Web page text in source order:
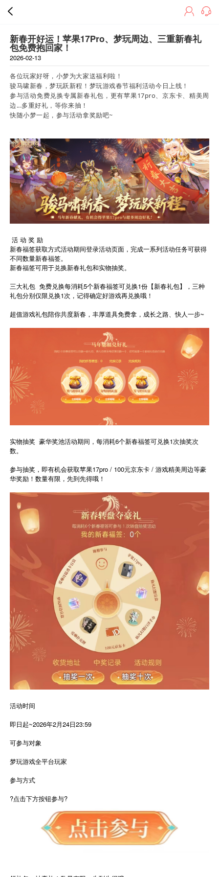
新春开好运！苹果17Pro、梦玩周边、三重新春礼
包免费抱回家！
2026-02-13
各位玩家好呀，小梦为大家送福利啦！
骏马啸新春，梦玩跃新程！梦玩游戏春节福利活动今日上线！
参与活动免费兑换专属新春礼包，更有苹果17pro、京东卡、精美周
边...多重好礼，等你来抽！
快随小梦一起，参与活动拿奖励吧~
活 动 奖 励
新春福签获取方式活动期间登录活动页面，完成一系列活动任务可获得
不同数量新春福签。
新春福签可用于兑换新春礼包和实物抽奖。
三大礼包 免费兑换每消耗5个新春福签可兑换1份【新春礼包】，三种
礼包分别仅限兑换1次，记得确定好游戏再兑换哦！
超值游戏礼包陪你共度新春，丰厚道具免费拿，成长之路、快人一步~
实物抽奖 豪华奖池活动期间，每消耗6个新春福签可兑换1次抽奖次
数。
参与抽奖，即有机会获取苹果17pro / 100元京东卡 / 游戏精美周边等豪
华奖励！数量有限，先到先得哦！
活动时间
即日起~2026年2月24日23:59
可参与对象
梦玩游戏全平台玩家
参与方式
?点击下方按钮参与?